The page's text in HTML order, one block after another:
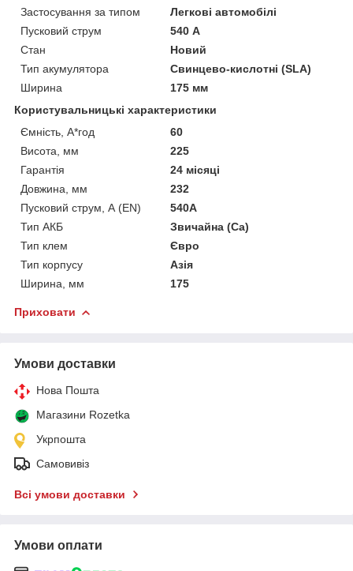
Застосування за типом
Легкові автомобілі
Пусковий струм
540 А
Стан
Новий
Тип акумулятора
Свинцево-кислотні (SLA)
Ширина
175 мм
Користувальницькі характеристики
Ємність, А*год
60
Висота, мм
225
Гарантія
24 місяці
Довжина, мм
232
Пусковий струм, А (EN)
540A
Тип АКБ
Звичайна (Ca)
Тип клем
Євро
Тип корпусу
Азія
Ширина, мм
175
Приховати
Умови доставки
Нова Пошта
Магазини Rozetka
Укрпошта
Самовивіз
Всі умови доставки
Умови оплати